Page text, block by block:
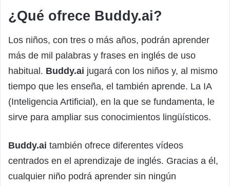
¿Qué ofrece Buddy.ai?
Los niños, con tres o más años, podrán aprender
más de mil palabras y frases en inglés de uso
habitual. Buddy.ai jugará con los niños y, al mismo
tiempo que les enseña, el también aprende. La IA
(Inteligencia Artificial), en la que se fundamenta, le
sirve para ampliar sus conocimientos lingüísticos.
Buddy.ai también ofrece diferentes vídeos
centrados en el aprendizaje de inglés. Gracias a él,
cualquier niño podrá aprender sin ningún